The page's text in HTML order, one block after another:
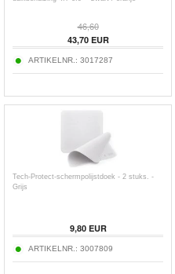
46,60
43,70EUR
ARTIKELNR.: 3017287
Tech-Protect-schermpolijstdoek - 2 stuks. -
Grijs
9,80EUR
ARTIKELNR.: 3007809